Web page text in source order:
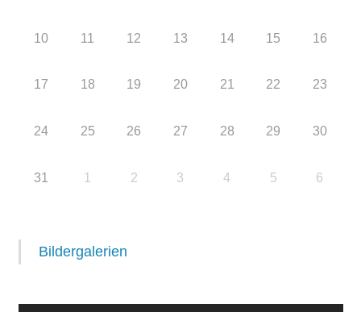
10 11 12 13 14 15 16
17 18 19 20 21 22 23
24 25 26 27 28 29 30
31 1 2 3 4 5 6
Bildergalerien